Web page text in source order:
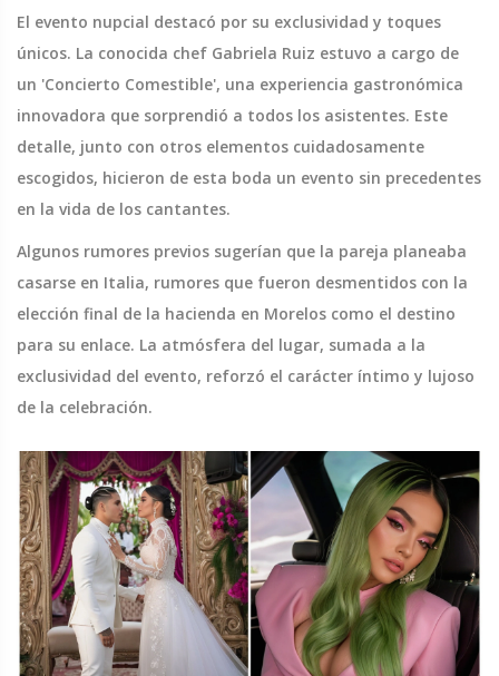
El evento nupcial destacó por su exclusividad y toques
únicos. La conocida chef Gabriela Ruiz estuvo a cargo de
un 'Concierto Comestible', una experiencia gastronómica
innovadora que sorprendió a todos los asistentes. Este
detalle, junto con otros elementos cuidadosamente
escogidos, hicieron de esta boda un evento sin precedentes
en la vida de los cantantes.
Algunos rumores previos sugerían que la pareja planeaba
casarse en Italia, rumores que fueron desmentidos con la
elección final de la hacienda en Morelos como el destino
para su enlace. La atmósfera del lugar, sumada a la
exclusividad del evento, reforzó el carácter íntimo y lujoso
de la celebración.